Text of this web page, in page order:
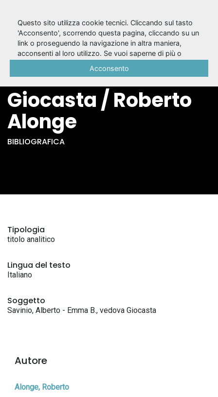
Microappunti per
Emma B. vedova
Giocasta / Roberto
Alonge
BIBLIOGRAFICA
Tipologia
titolo analitico
Lingua del testo
Italiano
Soggetto
Savinio, Alberto - Emma B., vedova Giocasta
Autore
Alonge, Roberto
Questo sito utilizza cookie tecnici. Cliccando sul tasto
'Acconsento', scorrendo questa pagina, cliccando su un
link o proseguendo la navigazione in altra maniera,
acconsenti al loro utilizzo. Se vuoi saperne di più o
Acconsento